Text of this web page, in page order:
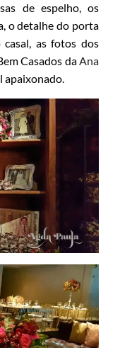
de espelho, os
o detalhe do porta
as fotos dos
Casados daAna
apaixonado.